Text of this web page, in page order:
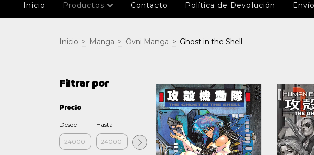
Inicio Productos Contacto Política de Devolución
Inicio > Manga > Ovni Manga > Ghost in the Shell
Filtrar por
Precio
Desde Hasta